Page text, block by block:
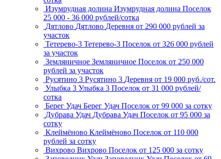
Изумрудная долина Изумрудная долина Поселок
25 000 - 36 000 рублей/сотка
Дятлово Дятлово Деревня от 290 000 рублей за
участок
Тетерево-3 Тетерево-3 Поселок от 326 000 рублей
за участок
Земляничное Земляничное Поселок от 250 000
рублей за участок
Русятино 3 Русятино 3 Деревня от 19 000 руб./сот.
Улыбка 3 Улыбка 3 Поселок от 31 000 рублей/
сотка
Берег Удач Берег Удач Поселок от 99 000 за сотку
Дубрава Удач Дубрава Удач Поселок от 95 000 за
сотку
Клеймёново Клеймёново Поселок от 110 000
рублей за сотку
Вихрово Вихрово Поселок от 125 000 за сотку